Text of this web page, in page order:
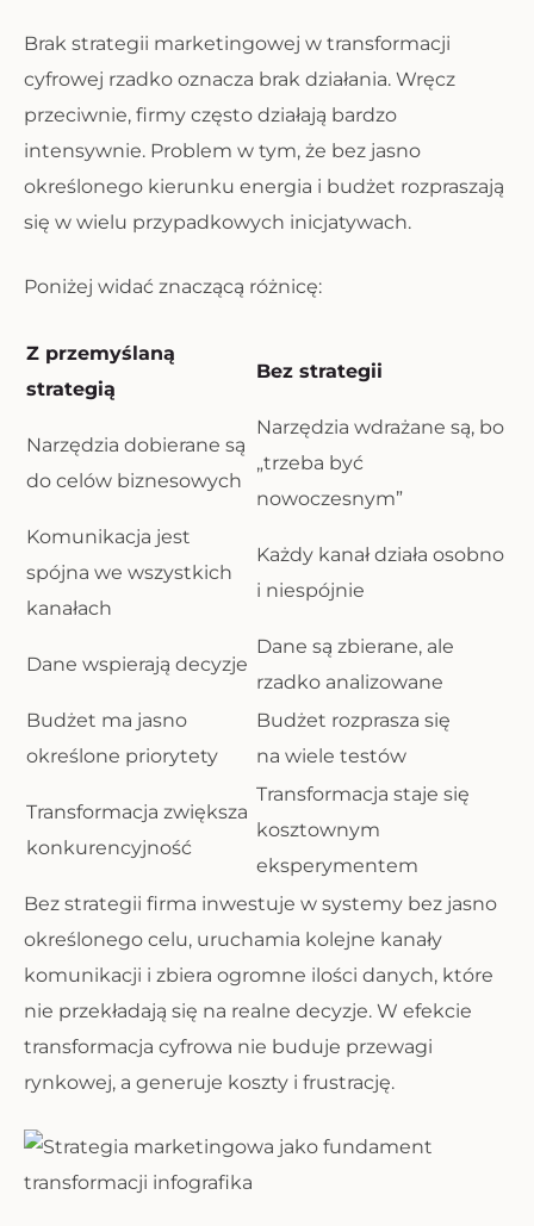
Brak strategii marketingowej w transformacji
cyfrowej rzadko oznacza brak działania. Wręcz
przeciwnie, firmy często działają bardzo
intensywnie. Problem w tym, że bez jasno
określonego kierunku energia i budżet rozpraszają
się w wielu przypadkowych inicjatywach.
Poniżej widać znaczącą różnicę:
Z przemyślaną
strategią
Bez strategii
Narzędzia dobierane są
do celów biznesowych
Narzędzia wdrażane są, bo
„trzeba być
nowoczesnym”
Komunikacja jest
spójna we wszystkich
kanałach
Każdy kanał działa osobno
i niespójnie
Dane wspierają decyzje
Dane są zbierane, ale
rzadko analizowane
Budżet ma jasno
określone priorytety
Budżet rozprasza się
na wiele testów
Transformacja zwiększa
konkurencyjność
Transformacja staje się
kosztownym
eksperymentem
Bez strategii firma inwestuje w systemy bez jasno
określonego celu, uruchamia kolejne kanały
komunikacji i zbiera ogromne ilości danych, które
nie przekładają się na realne decyzje. W efekcie
transformacja cyfrowa nie buduje przewagi
rynkowej, a generuje koszty i frustrację.